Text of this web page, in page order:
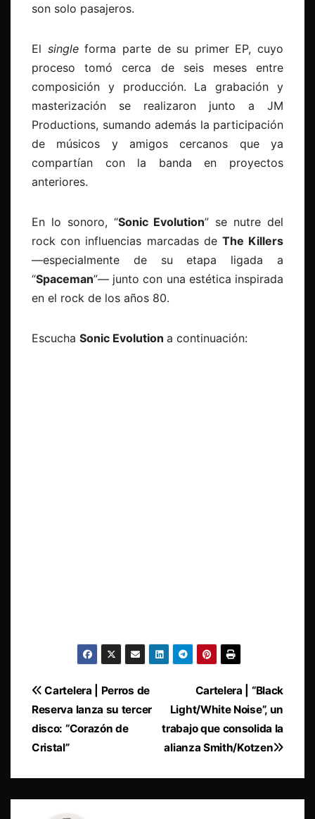
son solo pasajeros.
El singleforma parte de su primer EP, cuyo
proceso tomó cerca de seis meses entre
composición y producción. La grabación y
masterización se realizaron junto a JM
Productions, sumando además la participación
de músicos y amigos cercanos que ya
compartían con la banda en proyectos
anteriores.
En lo sonoro, “Sonic Evolution” se nutre del
rock con influencias marcadas de The Killers
—especialmente de su etapa ligada a
“Spaceman”— junto con una estética inspirada
en el rock de los años 80.
Escucha Sonic Evolution a continuación:
Navegación
de
entradas
Cartelera | “Black
Light/White Noise”, un
trabajo que consolida la
alianza Smith/Kotzen
Cartelera | Perros de
Reserva lanza su tercer
disco: “Corazón de
Cristal”